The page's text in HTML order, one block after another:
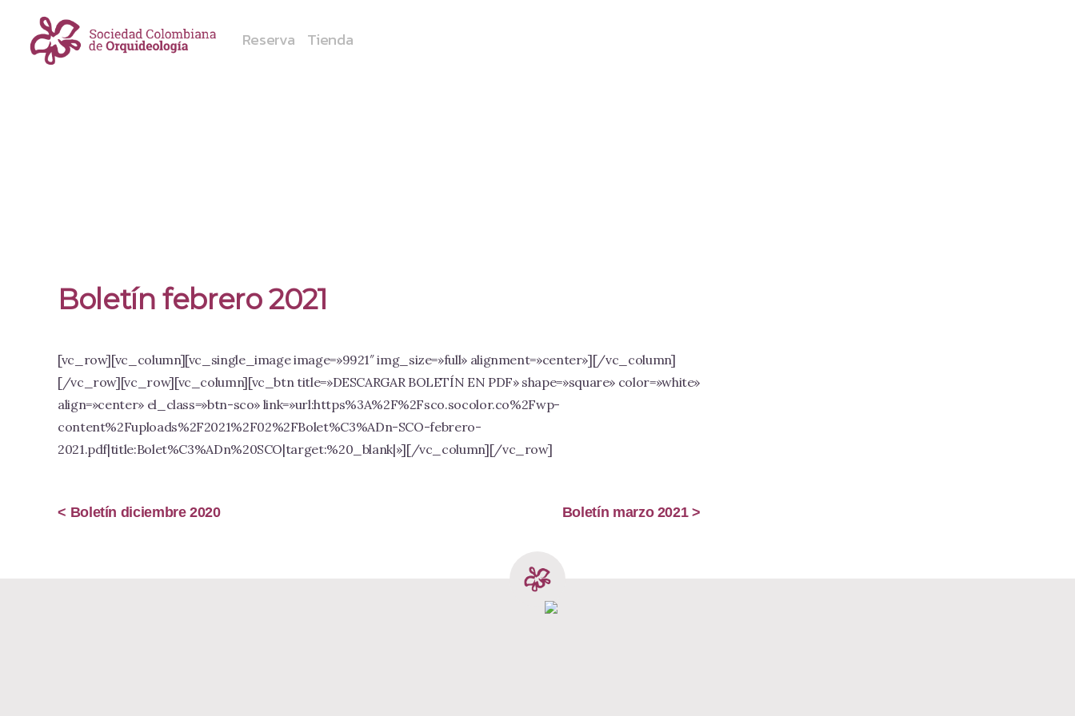
Reserva Tienda
Boletín febrero 2021
[vc_row][vc_column][vc_single_image image=»9921″ img_size=»full» alignment=»center»][/vc_column]
[/vc_row][vc_row][vc_column][vc_btn title=»DESCARGAR BOLETÍN EN PDF» shape=»square» color=»white»
align=»center» el_class=»btn-sco» link=»url:https%3A%2F%2Fsco.socolor.co%2Fwp-
content%2Fuploads%2F2021%2F02%2FBolet%C3%ADn-SCO-febrero-
2021.pdf|title:Bolet%C3%ADn%20SCO|target:%20_blank|»][/vc_column][/vc_row]
Boletín diciembre 2020 Boletín marzo 2021